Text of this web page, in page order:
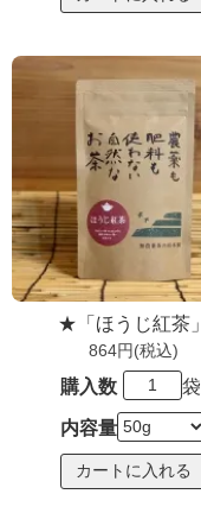
★「ほうじ紅茶」
864円(税込)
購入数 袋
内容量